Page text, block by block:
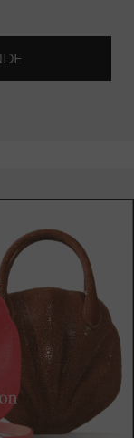
et à la
vous vous
êtes assuré de
simple lieu de
sanctuaire où
Des
qui lui sont
qu'Hemingway a
de son époque.